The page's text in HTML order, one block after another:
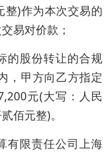
整)作为本次交易的
易对价款；
的股份转让的合规
，甲方向乙方指定
元(大写：人民
佰元整)。
有限责任公司上海